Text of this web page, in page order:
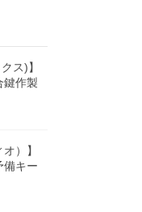
ス)】
作製
）】
備キー